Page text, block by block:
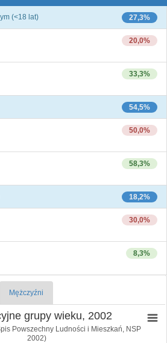
27,3%
(<18 lat)
20,0%
33,3%
54,5%
50,0%
58,3%
18,2%
30,0%
8,3%
Mężczyźni
grupy wieku, 2002
Powszechny Ludności i Mieszkań, NSP
2002)